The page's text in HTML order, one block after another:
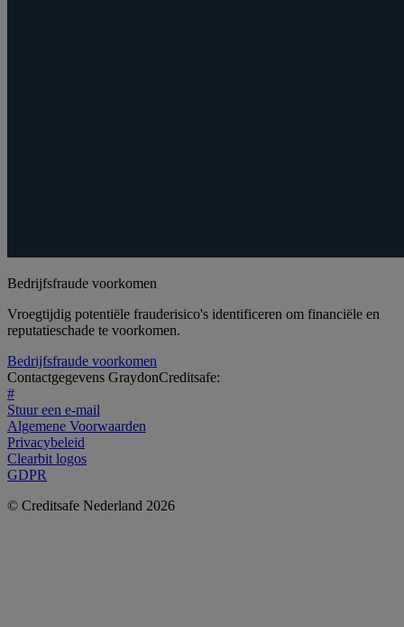
Bedrijfsfraude voorkomen
Vroegtijdig potentiële frauderisico's identificeren om financiële en
reputatieschade te voorkomen.
Bedrijfsfraude voorkomen
Contactgegevens GraydonCreditsafe:
#
Stuur een e-mail
Algemene Voorwaarden
Privacybeleid
Clearbit logos
GDPR
© Creditsafe Nederland 2026